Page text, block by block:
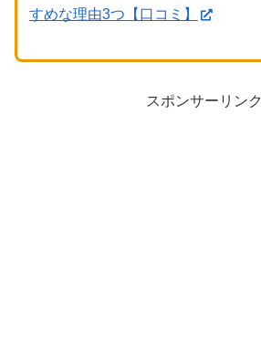
すめな理由3つ【口コミ】
スポンサーリンク